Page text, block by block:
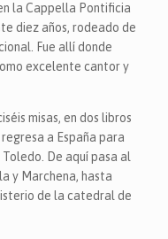
la Cappella Pontificia
diez años, rodeado de
Fue allí donde
excelente cantor y
misas, en dos libros
a España para
De aquí pasa al
y Marchena, hasta
de la catedral de